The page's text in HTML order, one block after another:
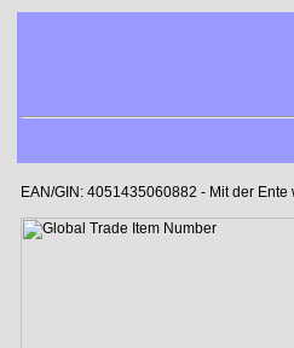
EAN/GIN: 4051435060882 - Mit der